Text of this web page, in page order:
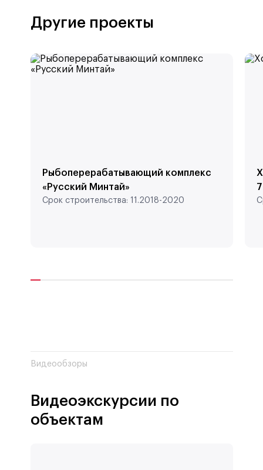
Другие проекты
Рыбоперерабатывающий комплекс
«Русский Минтай»
Срок строительства: 11.2018-2020
Видеообзоры
Видеоэкскурсии по
объектам